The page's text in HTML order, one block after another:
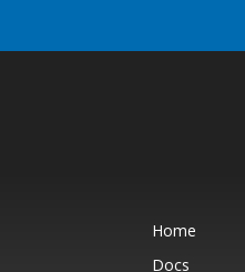
Home
Docs